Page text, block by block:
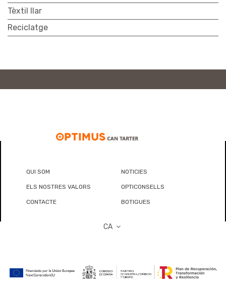
Tèxtil llar
Reciclatge
QUI SOM NOTICIES
ELS NOSTRES VALORS OPTICONSELLS
CONTACTE BOTIGUES
CA